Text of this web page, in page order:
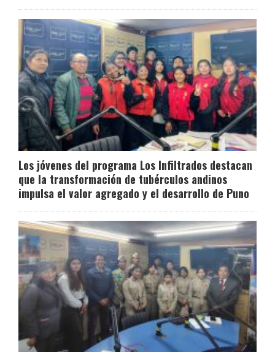
Los jóvenes del programa Los Infiltrados destacan
que la transformación de tubérculos andinos
impulsa el valor agregado y el desarrollo de Puno